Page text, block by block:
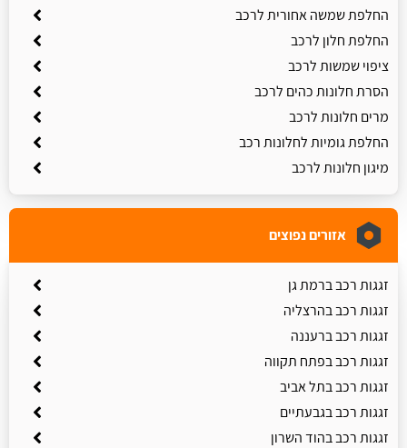
החלפת שמשה אחורית לרכב
החלפת חלון לרכב
ציפוי שמשות לרכב
הסרת חלונות כהים לרכב
מרים חלונות לרכב
החלפת גומיות לחלונות רכב
מיגון חלונות לרכב
אזורים נפוצים
זגגות רכב ברמת גן
זגגות רכב בהרצליה
זגגות רכב ברעננה
זגגות רכב בפתח תקווה
זגגות רכב בתל אביב
זגגות רכב בגבעתיים
זגגות רכב בהוד השרון